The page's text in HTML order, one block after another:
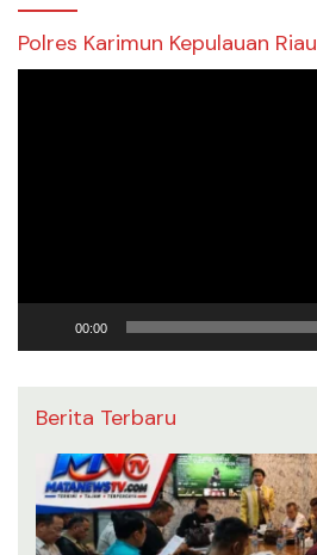
Polres Karimun Kepulauan Riau
00:00
Berita Terbaru